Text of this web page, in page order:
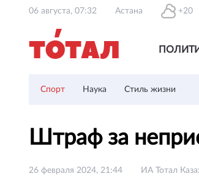
06 августа, 07:32 Астана +20
Спорт Наука Стиль жизни
Штраф за
26 февраля 2024, 21:44 ИА Тотал